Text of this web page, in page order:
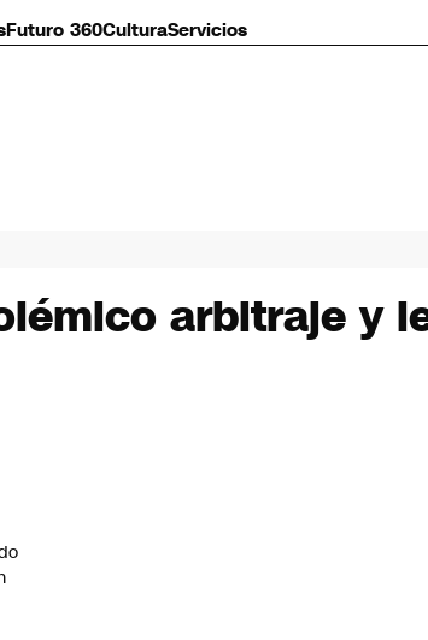
Futuro 360CulturaServicios
arbitraje y